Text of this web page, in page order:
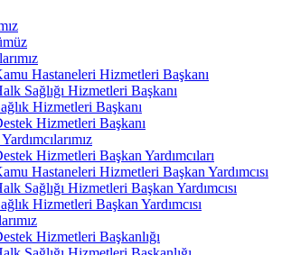
Hastaneleri Hizmetleri Başkanı
Sağlığı Hizmetleri Başkanı
Hizmetleri Başkanı
Hizmetleri Başkanı
Hizmetleri Başkan Yardımcıları
Hastaneleri Hizmetleri Başkan Yardımcısı
Sağlığı Hizmetleri Başkan Yardımcısı
Hizmetleri Başkan Yardımcısı
Hizmetleri Başkanlığı